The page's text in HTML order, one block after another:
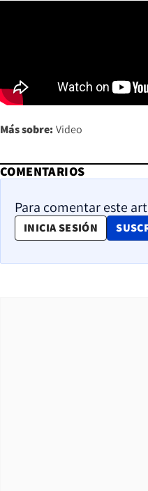
Más sobre: Video
COMENTARIOS
Para comentar este
INICIA SESIÓN